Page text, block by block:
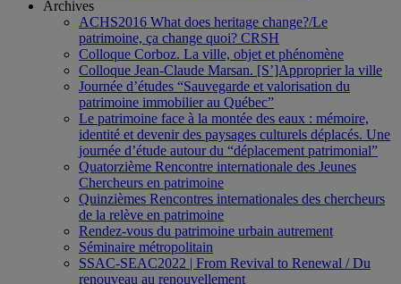
Archives
ACHS2016 What does heritage change?/Le
patrimoine, ça change quoi? CRSH
Colloque Corboz. La ville, objet et phénomène
Colloque Jean-Claude Marsan. [S’]Approprier la ville
Journée d’études “Sauvegarde et valorisation du
patrimoine immobilier au Québec”
Le patrimoine face à la montée des eaux : mémoire,
identité et devenir des paysages culturels déplacés. Une
journée d’étude autour du “déplacement patrimonial”
Quatorzième Rencontre internationale des Jeunes
Chercheurs en patrimoine
Quinzièmes Rencontres internationales des chercheurs
de la relève en patrimoine
Rendez-vous du patrimoine urbain autrement
Séminaire métropolitain
SSAC-SEAC2022 | From Revival to Renewal / Du
renouveau au renouvellement